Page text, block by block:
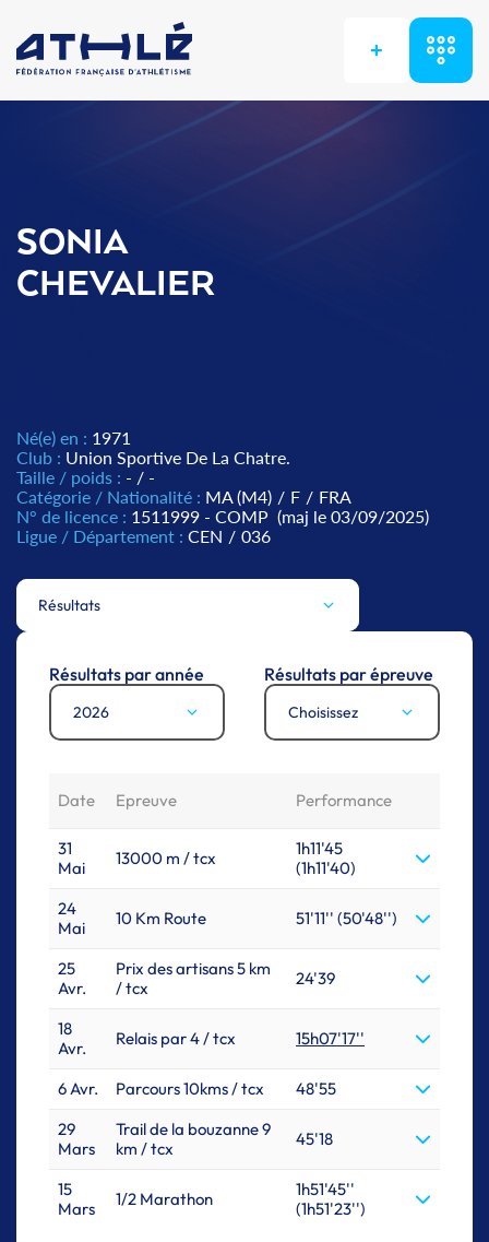
+
SONIA
CHEVALIER
Né(e) en : 1971
Club : Union Sportive De La Chatre.
Taille / poids : - / -
Catégorie / Nationalité : MA (M4) / F / FRA
N° de licence : 1511999 - COMP (maj le 03/09/2025)
Ligue / Département : CEN / 036
Résultats
Résultats par année
2026
Résultats par épreuve
Choisissez
Date Epreuve Performance
31
Mai
13000 m / tcx
1h11'45
(1h11'40)
24
Mai
10 Km Route 51'11'' (50'48'')
25
Avr.
Prix des artisans 5 km
/ tcx
24'39
18
Avr.
Relais par 4 / tcx 15h07'17''
6 Avr. Parcours 10kms / tcx
48'55
29
Mars
Trail de la bouzanne 9
km / tcx
45'18
15
Mars
1/2 Marathon
1h51'45''
(1h51'23'')